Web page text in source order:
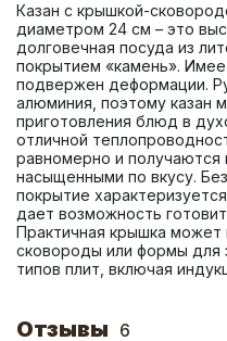
Казан с крышкой-
диаметром 24 см – это
долговечная посуда из
покрытием «камень».
подвержен деформации.
алюминия, поэтому казан
приготовления блюд в
отличной
равномерно и получаются
насыщенными по вкусу.
покрытие
дает возможность
Практичная крышка может
сковороды или формы для
типов плит, включая
Отзывы 6